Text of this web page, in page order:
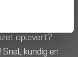
oplevert?
kundig en